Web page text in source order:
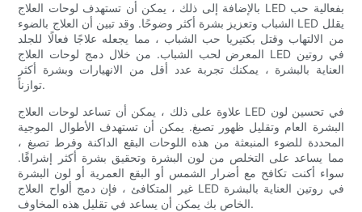
بالإضافة إلى ذلك ، يمكن أن تستهدف لوحات العلاج LED بفعالية حب
الشباب وتعزيز بشرة أكثر وضوحًا. وقد تبين أن العلاج بالضوء LED يقلل
من الالتهاب وقتل بكتيريا حب الشباب ، مما يجعله علاجًا فعالًا للجلد
المعرض لحب الشباب. من خلال دمج لوحات العلاج LED في روتين
العناية بالبشرة ، يمكنك تجربة عدد أقل من الانهيارات وبشرة أكثر
توازناً.
علاوة على ذلك ، يمكن أن تساعد لوحات العلاج LED في تحسين لون
البشرة العام وتقليل ظهور تصبغ. يمكن أن تستهدف الأطوال الموجية
المحددة للضوء المنبعثة من هذه اللوحات البقع الداكنة وفرط تصبغ ،
مما يساعد على التخلص من لون البشرة وتحقيق بشرة أكثر إشراقًا.
سواء أكنت تكافح مع أضرار الشمس أو البقع العمرية أو لون البشرة
غير المتكافئ ، فإن دمج ألواح العلاج LED في روتين العناية بالبشرة
الخاص بك يمكن أن يساعد في تقليل هذه المخاوف.